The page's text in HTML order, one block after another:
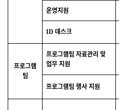
운영지원
ID 데스크
프로그램
팀
프로그램팀 자료관리 및
업무 지원
프로그램팀 행사 지원